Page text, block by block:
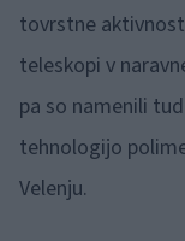
tovrstne
teleskopi v
pa so namenili
tehnologijo
Velenju.